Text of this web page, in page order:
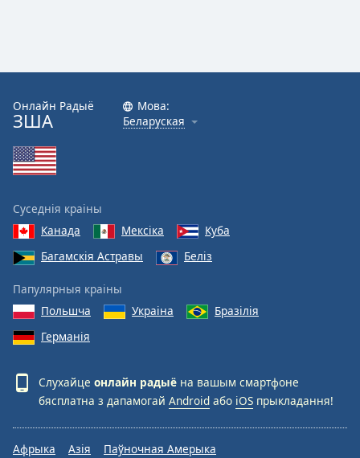
Онлайн Радыё
ЗША
Мова:
Беларуская
Суседнія краіны
Канада
Мексіка
Куба
Багамскія Астравы
Беліз
Папулярныя краіны
Польшча
Украіна
Бразілія
Германія
Слухайце онлайн радыё на вашым смартфоне
бясплатна з дапамогай Android або iOS прыкладання!
Афрыка Азія
Паўночная Амерыка